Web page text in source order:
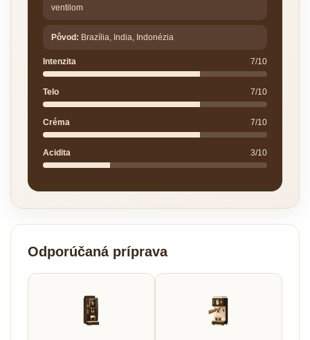
ventilom
Pôvod: Brazília, India, Indonézia
Intenzita 7/10
Telo 7/10
Créma 7/10
Acidita 3/10
Odporúčaná príprava